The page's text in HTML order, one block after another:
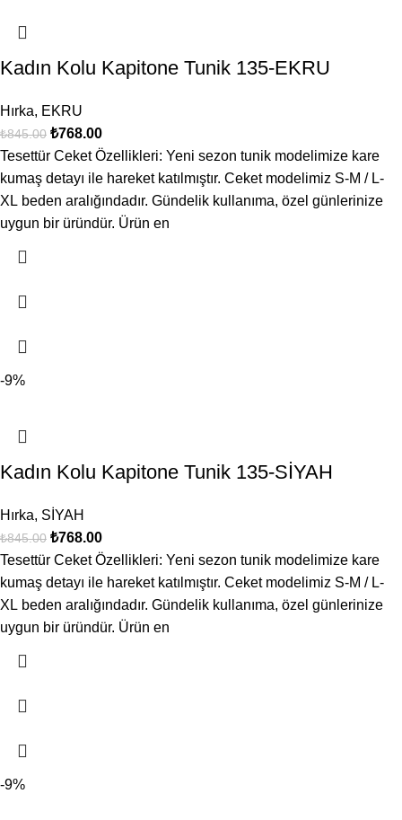
Kadın Kolu Kapitone Tunik 135-EKRU
Hırka, EKRU
₺845.00 ₺768.00
Tesettür Ceket Özellikleri: Yeni sezon tunik modelimize kare
kumaş detayı ile hareket katılmıştır. Ceket modelimiz S-M / L-
XL beden aralığındadır. Gündelik kullanıma, özel günlerinize
uygun bir üründür. Ürün en
-9%
Kadın Kolu Kapitone Tunik 135-SİYAH
Hırka, SİYAH
₺845.00 ₺768.00
Tesettür Ceket Özellikleri: Yeni sezon tunik modelimize kare
kumaş detayı ile hareket katılmıştır. Ceket modelimiz S-M / L-
XL beden aralığındadır. Gündelik kullanıma, özel günlerinize
uygun bir üründür. Ürün en
-9%